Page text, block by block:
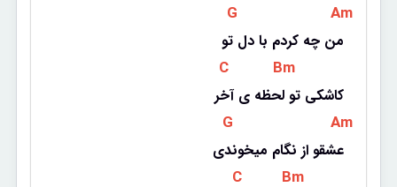
G Am
من چه کردم با دل تو
C Bm
کاشکی تو لحظه ی آخر
G Am
عشقو از نگام میخوندی
C Bm